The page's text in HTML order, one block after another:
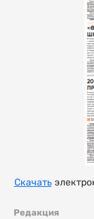
Редакция
Скачать